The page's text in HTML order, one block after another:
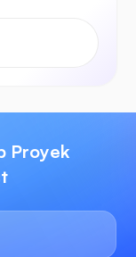
Proyek